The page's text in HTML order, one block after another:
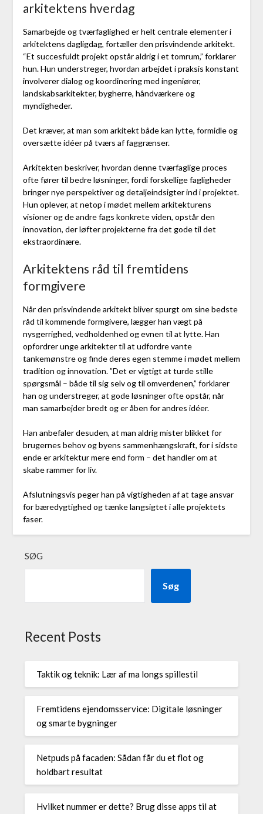
arkitektens hverdag
Samarbejde og tværfaglighed er helt centrale elementer i
arkitektens dagligdag, fortæller den prisvindende arkitekt.
“Et succesfuldt projekt opstår aldrig i et tomrum,” forklarer
hun. Hun understreger, hvordan arbejdet i praksis konstant
involverer dialog og koordinering med ingeniører,
landskabsarkitekter, bygherre, håndværkere og
myndigheder.
Det kræver, at man som arkitekt både kan lytte, formidle og
oversætte idéer på tværs af faggrænser.
Arkitekten beskriver, hvordan denne tværfaglige proces
ofte fører til bedre løsninger, fordi forskellige fagligheder
bringer nye perspektiver og detaljeindsigter ind i projektet.
Hun oplever, at netop i mødet mellem arkitekturens
visioner og de andre fags konkrete viden, opstår den
innovation, der løfter projekterne fra det gode til det
ekstraordinære.
Arkitektens råd til fremtidens
formgivere
Når den prisvindende arkitekt bliver spurgt om sine bedste
råd til kommende formgivere, lægger han vægt på
nysgerrighed, vedholdenhed og evnen til at lytte. Han
opfordrer unge arkitekter til at udfordre vante
tankemønstre og finde deres egen stemme i mødet mellem
tradition og innovation. ”Det er vigtigt at turde stille
spørgsmål – både til sig selv og til omverdenen,” forklarer
han og understreger, at gode løsninger ofte opstår, når
man samarbejder bredt og er åben for andres idéer.
Han anbefaler desuden, at man aldrig mister blikket for
brugernes behov og byens sammenhængskraft, for i sidste
ende er arkitektur mere end form – det handler om at
skabe rammer for liv.
Afslutningsvis peger han på vigtigheden af at tage ansvar
for bæredygtighed og tænke langsigtet i alle projektets
faser.
SØG
Søg
Recent Posts
Taktik og teknik: Lær af ma longs spillestil
Fremtidens ejendomsservice: Digitale løsninger
og smarte bygninger
Netpuds på facaden: Sådan får du et flot og
holdbart resultat
Hvilket nummer er dette? Brug disse apps til at